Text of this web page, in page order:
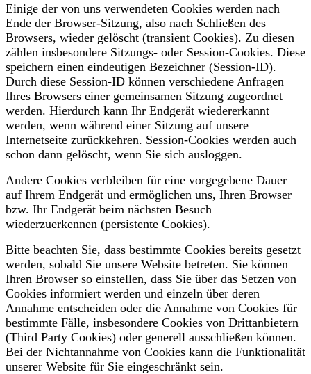
Einige der von uns verwendeten Cookies werden nach
Ende der Browser-Sitzung, also nach Schließen des
Browsers, wieder gelöscht (transient Cookies). Zu diesen
zählen insbesondere Sitzungs- oder Session-Cookies. Diese
speichern einen eindeutigen Bezeichner (Session-ID).
Durch diese Session-ID können verschiedene Anfragen
Ihres Browsers einer gemeinsamen Sitzung zugeordnet
werden. Hierdurch kann Ihr Endgerät wiedererkannt
werden, wenn während einer Sitzung auf unsere
Internetseite zurückkehren. Session-Cookies werden auch
schon dann gelöscht, wenn Sie sich ausloggen.
Andere Cookies verbleiben für eine vorgegebene Dauer
auf Ihrem Endgerät und ermöglichen uns, Ihren Browser
bzw. Ihr Endgerät beim nächsten Besuch
wiederzuerkennen (persistente Cookies).
Bitte beachten Sie, dass bestimmte Cookies bereits gesetzt
werden, sobald Sie unsere Website betreten. Sie können
Ihren Browser so einstellen, dass Sie über das Setzen von
Cookies informiert werden und einzeln über deren
Annahme entscheiden oder die Annahme von Cookies für
bestimmte Fälle, insbesondere Cookies von Drittanbietern
(Third Party Cookies) oder generell ausschließen können.
Bei der Nichtannahme von Cookies kann die Funktionalität
unserer Website für Sie eingeschränkt sein.